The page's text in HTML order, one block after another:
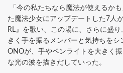
「今の私たちなら魔法が使えるか
た魔法少女にアップデートした7人
RL』を歌い、この場に、さらに盛
きく手を振るメンバーと気持ちをシ
ONOが、手やペンライトを大きく
な光の波を描きだしていった。